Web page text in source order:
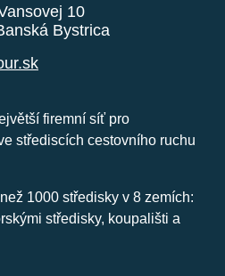
10
Bystrica
firemní síť pro
střediscích cestovního ruchu
1000 středisky v 8 zemích:
středisky, koupališti a